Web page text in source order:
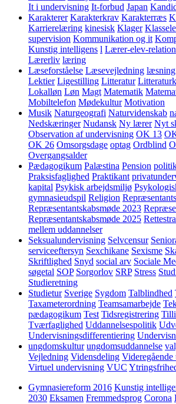
It i undervisning It-forbud Japan
Karakterer Karakterkrav Karakterræs
Karrierelæring kinesisk Klager
supervision Kommunikation og it
Kunstig intelligens l Lærer-elev-relation
Lærerliv læring
Læseforståelse Læsevejledning læsning
Lektier Ligestilling Litteratur
Lokalløn Løn Magt Matematik
Mobiltelefon Mødekultur Motivation
Musik Naturgeografi Naturvidenskab
Nedskæringer Nudansk Ny lærer Nyt
Observation af undervisning OK 13
OK 26 Omsorgsdage optag Ordblind
Overgangsalder
Pædagogikum Palæstina Pension
Praksisfaglighed Praktikant
kapital Psykisk arbejdsmiljø
gymnasieudspil Religion
Repræsentantskabsmøde 2023
Repræsentantskabsmøde 2025
mellem uddannelser
Seksualundervisning Selvcensur
serviceeftersyn Sexchikane Sexisme
Skriftlighed Snyd social arv Sociale
søgetal SOP Sorgorlov SRP Stress
Studieretning
Studietur Sverige Sygdom Talblindhed
Taxameterordning Teamsamarbejde
pædagogikum Test Tidsregistrering
Tværfaglighed Uddannelsespolitik
Undervisningsdifferentiering
ungdomskultur ungdomsuddannelse
Vejledning Vidensdeling Videregående
Virtuel undervisning VUC
Gymnasiereform 2016 Kunstig
2030 Eksamen Fremmedsprog Corona